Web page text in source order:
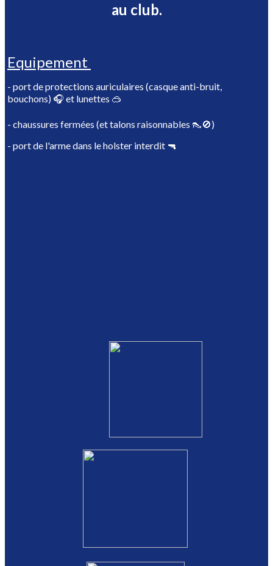
au club.
Equipement
- port de protections auriculaires (casque anti-bruit,
bouchons) 🎧 et lunettes 🥽
- chaussures fermées (et talons raisonnables 👠🚫)
- port de l'arme dans le holster interdit 🔫